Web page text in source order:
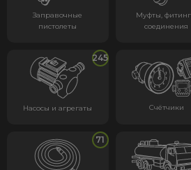
Заправочные
пистолеты
Муфты,
соединения
Насосы и агрегаты
245
Счётчики
71